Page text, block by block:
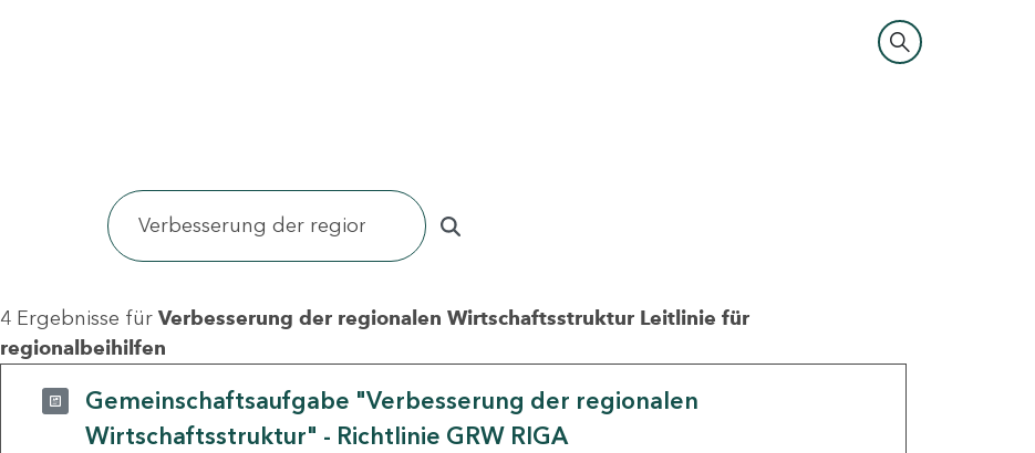
4 Ergebnisse für Verbesserung der regionalen Wirtschaftsstruktur Leitlinie für
regionalbeihilfen
Gemeinschaftsaufgabe "Verbesserung der regionalen
Wirtschaftsstruktur" - Richtlinie GRW RIGA